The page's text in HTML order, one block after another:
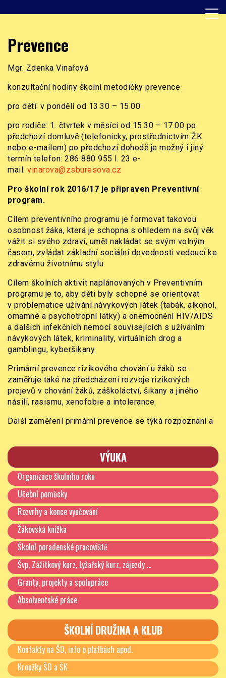
to
ZŠ Burešova
Prevence
Mgr. Zdenka Vinařová
konzultační hodiny školní metodičky prevence
pro děti: v pondělí od 13.30 – 15.00
pro rodiče: 1. čtvrtek v měsíci od 15.30 – 17.00 po
předchozí domluvě (telefonicky, prostřednictvím ŽK
nebo e-mailem) po předchozí dohodě je možný i jiný
termín telefon: 286 880 955 l. 23 e-
mail: vinarova@zsburesova.cz
Pro školní rok 2016/17 je připraven Preventivní
program.
Cílem preventivního programu je formovat takovou
osobnost žáka, která je schopna s ohledem na svůj věk
vážit si svého zdraví, umět nakládat se svým volným
časem, zvládat základní sociální dovednosti vedoucí ke
zdravému životnímu stylu.
Cílem školních aktivit naplánovaných v Preventivním
programu je to, aby děti byly schopné se orientovat
v problematice užívání návykových látek (tabák, alkohol,
omamné a psychotropní látky) a onemocnění HIV/AIDS
a dalších infekčních nemocí souvisejících s užíváním
návykových látek, kriminality, virtuálních drog a
gamblingu, kyberšikany.
Primární prevence rizikového chování u žáků se
zaměřuje také na předcházení rozvoje rizikových
projevů v chování žáků, záškoláctví, šikany a jiného
násilí, rasismu, xenofobie a intolerance.
Další zaměření primární prevence se týká rozpoznání a
výchovy mládeže, poruch příjmu potravy (mentální
bulimie, mentální anorexie).
Aktivity jsou směrovány k tomu, aby si děti vážily
vlastního zdraví, nebály se ptát, učily se správně
rozhodovat v problematických situacích. Aby také uměly
dobře nakládat se svým volným časem.
V rámci tohoto programu spolupracujeme s KPPP,
Policií ČR, kdy využíváme nabídky preventivních
programů. Pravidelně jsou zařazovány dvakrát ročně tří
až čtyřhodinové bloky prevence připravované
vyškolenými pracovníky KPPP -Praha, Pernerova 8
zaměřené na posilování pozitivních životních hodnot a
postojů. Na všech programech je přítomen třídní učitel
VÝUKA
Organizace školního roku
Učební pomůcky
Rozvrhy a konce vyučování
Žákovská knížka
Školní poradenské pracoviště
Švp, Zážitkový kurz, Lyžařský kurz, zájezdy …
Granty, projekty a spolupráce
Absolventské práce
ŠKOLNÍ DRUŽINA A KLUB
Kontakty na ŠD, info o platbách apod.
Kroužky ŠD a ŠK